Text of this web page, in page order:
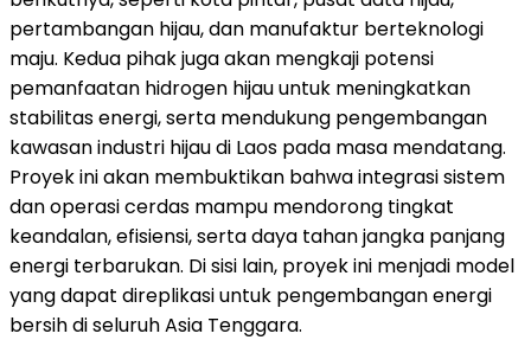
pertambangan hijau, dan manufaktur berteknologi
maju. Kedua pihak juga akan mengkaji potensi
pemanfaatan hidrogen hijau untuk meningkatkan
stabilitas energi, serta mendukung pengembangan
kawasan industri hijau di Laos pada masa mendatang.
Proyek ini akan membuktikan bahwa integrasi sistem
dan operasi cerdas mampu mendorong tingkat
keandalan, efisiensi, serta daya tahan jangka panjang
energi terbarukan. Di sisi lain, proyek ini menjadi model
yang dapat direplikasi untuk pengembangan energi
bersih di seluruh Asia Tenggara.